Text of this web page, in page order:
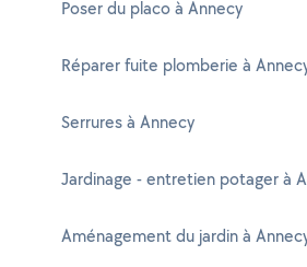
Poser du placo à Annecy
Réparer fuite plomberie à
Serrures à Annecy
Jardinage - entretien potager à
Aménagement du jardin à